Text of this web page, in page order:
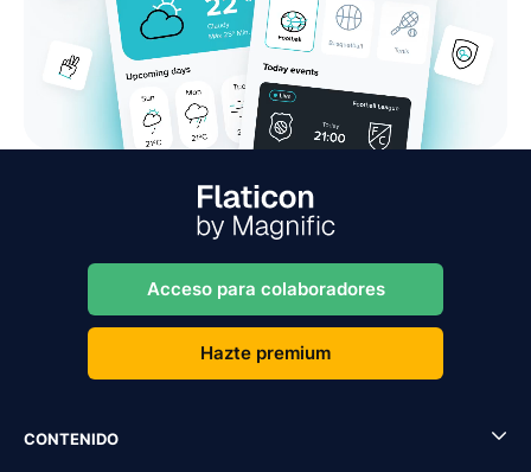
Acceso para colaboradores
Hazte premium
CONTENIDO